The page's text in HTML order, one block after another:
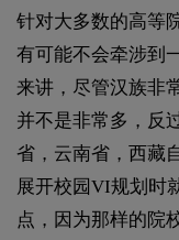
针对大多数的高等
有可能不会牵涉到
来讲，尽管汉族非
并不是非常多，反
省，云南省，西藏
展开校园VI规划时
点，因为那样的院